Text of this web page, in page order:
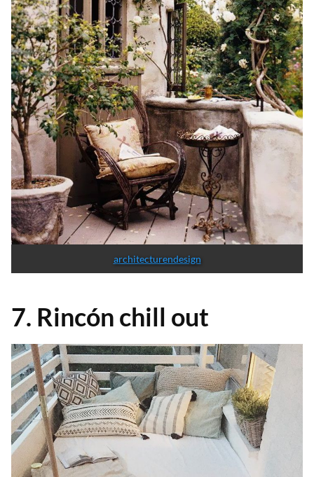
architecturendesign
7. Rincón chill out